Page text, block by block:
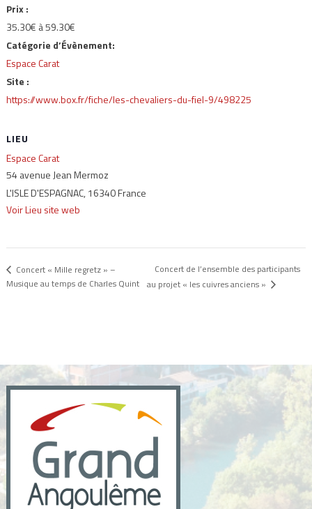
Prix :
35.30€ à 59.30€
Catégorie d’Évènement:
Espace Carat
Site :
https://www.box.fr/fiche/les-chevaliers-du-fiel-9/498225
LIEU
Espace Carat
54 avenue Jean Mermoz
L'ISLE D'ESPAGNAC,16340France
Voir Lieu site web
Concert « Mille regretz » –
Musique au temps de Charles Quint
Concert de l’ensemble des participants
au projet « les cuivres anciens »